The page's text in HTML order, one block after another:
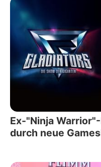
Ex-"Ninja
durch neue